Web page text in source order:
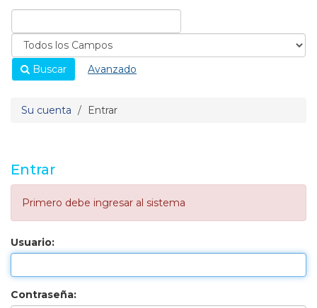
Buscar Avanzado
Su cuenta Entrar
Entrar
Primero debe ingresar al sistema
Usuario:
Contraseña: